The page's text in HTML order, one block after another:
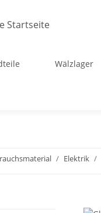
Wälzlager
Elektrik